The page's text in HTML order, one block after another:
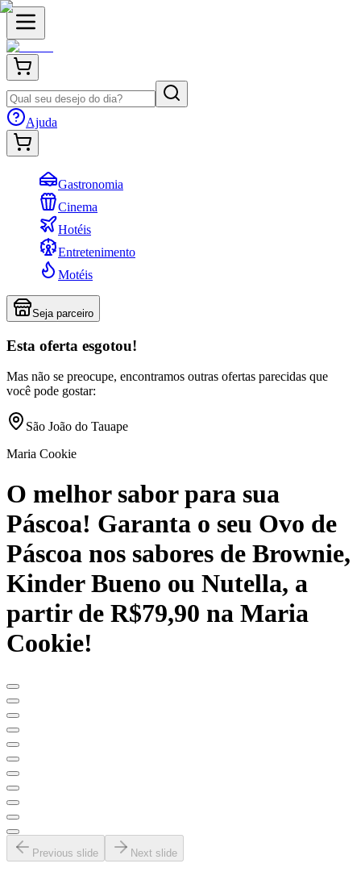
Ajuda
Gastronomia
Cinema
Hotéis
Entretenimento
Motéis
Seja parceiro
Esta oferta esgotou!
Mas não se preocupe, encontramos outras ofertas parecidas que
você pode gostar:
São João do Tauape
Maria Cookie
O melhor sabor para sua
Páscoa! Garanta o seu Ovo de
Páscoa nos sabores de Brownie,
Kinder Bueno ou Nutella, a
partir de R$79,90 na Maria
Cookie!
Previous slide Next slide